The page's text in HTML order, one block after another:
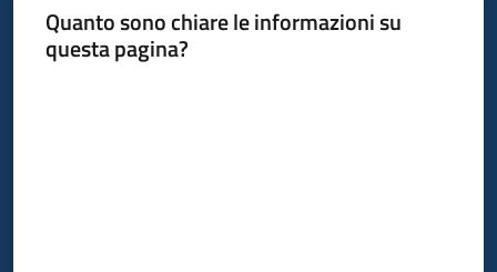
Quanto sono chiare le informazioni su
questa pagina?